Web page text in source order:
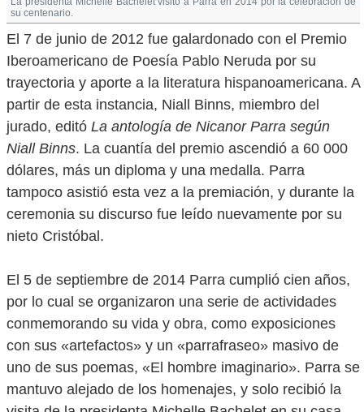
su centenario.
El 7 de junio de 2012 fue galardonado con el Premio
Iberoamericano de Poesía Pablo Neruda por su
trayectoria y aporte a la literatura hispanoamericana. A
partir de esta instancia, Niall Binns, miembro del
jurado, editó La antología de Nicanor Parra según
Niall Binns. La cuantía del premio ascendió a 60 000
dólares, más un diploma y una medalla. Parra
tampoco asistió esta vez a la premiación, y durante la
ceremonia su discurso fue leído nuevamente por su
nieto Cristóbal.
El 5 de septiembre de 2014 Parra cumplió cien años,
por lo cual se organizaron una serie de actividades
conmemorando su vida y obra, como exposiciones
con sus «artefactos» y un «parrafraseo» masivo de
uno de sus poemas, «El hombre imaginario». Parra se
mantuvo alejado de los homenajes, y solo recibió la